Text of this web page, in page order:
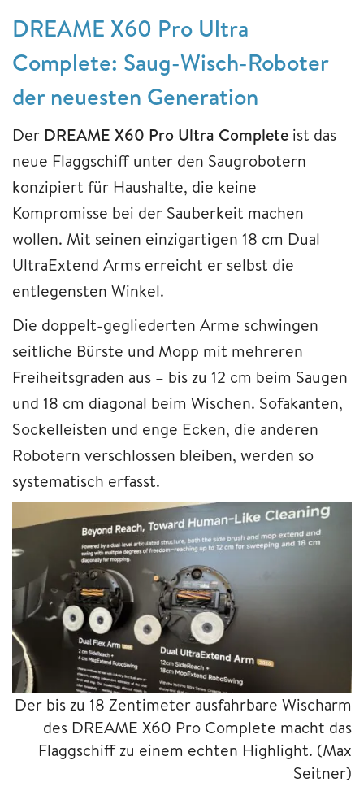
DREAME X60 Pro Ultra
Complete: Saug-Wisch-Roboter
der neuesten Generation
Der DREAME X60 Pro Ultra Complete ist das
neue Flaggschiff unter den Saugrobotern –
konzipiert für Haushalte, die keine
Kompromisse bei der Sauberkeit machen
wollen. Mit seinen einzigartigen 18 cm Dual
UltraExtend Arms erreicht er selbst die
entlegensten Winkel.
Die doppelt-gegliederten Arme schwingen
seitliche Bürste und Mopp mit mehreren
Freiheitsgraden aus – bis zu 12 cm beim Saugen
und 18 cm diagonal beim Wischen. Sofakanten,
Sockelleisten und enge Ecken, die anderen
Robotern verschlossen bleiben, werden so
systematisch erfasst.
Der bis zu 18 Zentimeter ausfahrbare Wischarm
des DREAME X60 Pro Complete macht das
Flaggschiff zu einem echten Highlight. (Max
Seitner)